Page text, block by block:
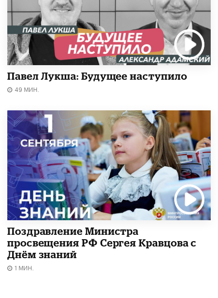
Павел Лукша: Будущее наступило
49 МИН.
Поздравление Министра
просвещения РФ Сергея Кравцова с
Днём знаний
1 МИН.